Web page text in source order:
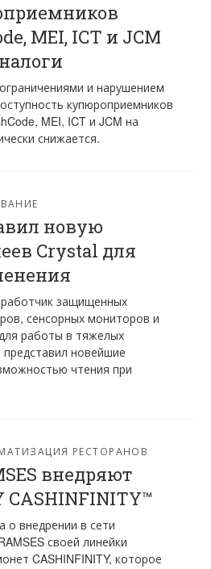
MEI, ICT и JCM
и нарушением
купюроприемников
MEI, ICT и JCM на
снижается.
новую
Crystal для
защищенных
сенсорных мониторов и
работы в тяжелых
представил новейшие
чтения при
РЕСТОРАНОВ
внедряют
CASHINFINITY™
о внедрении в сети
своей линейки
CASHINFINITY, которое